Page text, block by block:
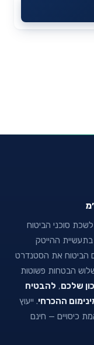
סוכני הביטוח
זאב יופה לאחר 40+ שנה בתעשיית ההייטק
הביטוח את הסטנדרט
הבטחות פשוטות
שלכם, להבטיח
ההכרחי. ייעוץ
כיסויים — חינם